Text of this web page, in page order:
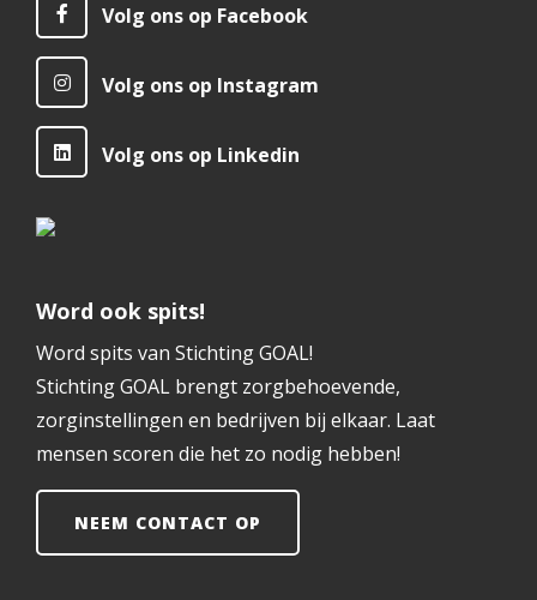
Volg ons op Facebook
Volg ons op Instagram
Volg ons op Linkedin
Word ook spits!
Word spits van Stichting GOAL!
Stichting GOAL brengt zorgbehoevende,
zorginstellingen en bedrijven bij elkaar. Laat
mensen scoren die het zo nodig hebben!
NEEM CONTACT OP